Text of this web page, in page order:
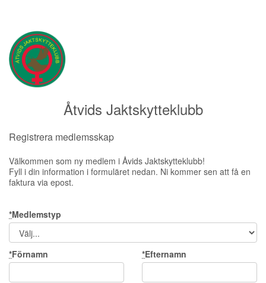
Åtvids Jaktskytteklubb
Registrera medlemsskap
Välkommen som ny medlem i Åvids Jaktskytteklubb!
Fyll i din information i formuläret nedan. Ni kommer sen att få en
faktura via epost.
*Medlemstyp
*Förnamn *Efternamn